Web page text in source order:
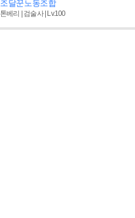
조달꾼노동조합
톤베리 | 검술사 | Lv.100